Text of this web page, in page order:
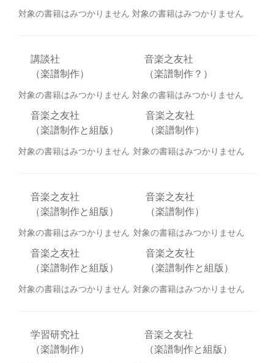
対象の書籍はみつかりません 対象の書籍はみつかりません
講談社
（楽譜制作）
対象の書籍はみつかりません
音楽之友社
（楽譜制作？）
対象の書籍はみつかりません
音楽之友社
（楽譜制作と組版）
対象の書籍はみつかりません
音楽之友社
（楽譜制作）
対象の書籍はみつかりません
音楽之友社
（楽譜制作と組版）
対象の書籍はみつかりません
音楽之友社
（楽譜制作）
対象の書籍はみつかりません
音楽之友社
（楽譜制作と組版）
対象の書籍はみつかりません
音楽之友社
（楽譜制作と組版）
対象の書籍はみつかりません
学習研究社
（楽譜制作）
音楽之友社
（楽譜制作と組版）